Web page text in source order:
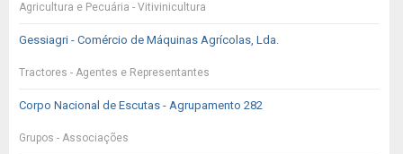
Agricultura e Pecuária - Vitivinicultura
Gessiagri - Comércio de Máquinas Agrícolas, Lda.
Tractores - Agentes e Representantes
Corpo Nacional de Escutas - Agrupamento 282
Grupos - Associações